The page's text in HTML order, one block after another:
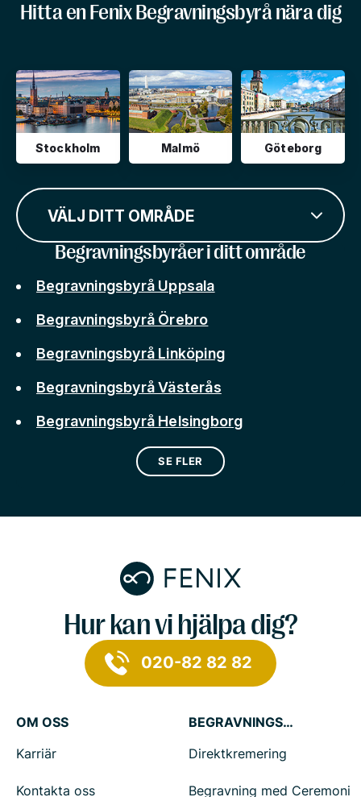
Hitta en Fenix Begravningsbyrå nära dig
Stockholm Malmö Göteborg
VÄLJ DITT OMRÅDE
Begravningsbyråer i ditt område
Begravningsbyrå Uppsala
Begravningsbyrå Örebro
Begravningsbyrå Linköping
Begravningsbyrå Västerås
Begravningsbyrå Helsingborg
SE FLER
Hur kan vi hjälpa dig?
020-82 82 82
OM OSS
Karriär
Kontakta oss
BEGRAVNINGSTJÄNSTER
Direktkremering
Begravning med Ceremoni